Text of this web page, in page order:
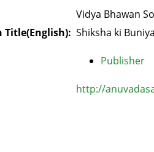
Vidya Bhawan
Shiksha ki
Publisher
http://